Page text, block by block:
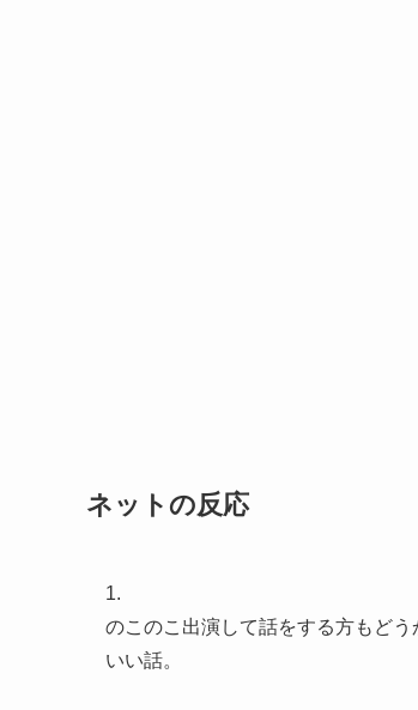
ネットの反応
1.
のこのこ出演して話をする方もど
いい話。